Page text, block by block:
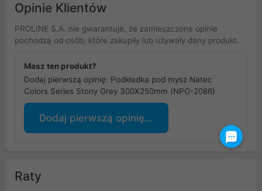
Opinie Klientów
PROLINE S.A. nie gwarantuje, że zamieszczone opinie
pochodzą od osób, które zakupiły lub używały dany produkt.
Masz ten produkt?
Dodaj pierwszą opinię: Podkładka pod mysz Natec
Colors Series Stony Grey 300X250mm (NPO-2086)
Dodaj pierwszą opinię...
Raty